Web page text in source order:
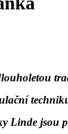
Linde jsou